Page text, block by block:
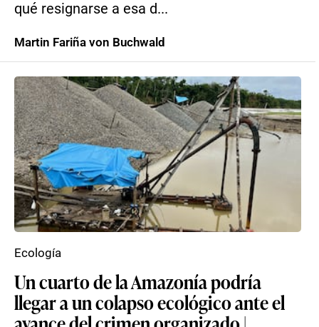
qué resignarse a esa d...
Martin Fariña von Buchwald
Un cuarto de la Amazonía podría
llegar a un colapso ecológico ante el
Ecología